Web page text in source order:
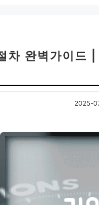
차 완벽가이드
2025-